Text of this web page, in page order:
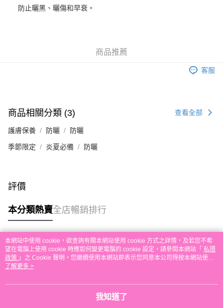
PayMe
銀行匯款 請將存款存到以下銀行帳戶，並於存款單據寫上訂單編號後電郵至
每筆HK$30.00，滿HK$580.00或以上免運費
付款後順豐站及營業點取貨
每筆HK$30.00，滿HK$580.00或以上免運費
免運費
其他地區配送 運費表
防止曬黑、曬傷和早衰。
商品推薦
客服
商品相關分類 (3) 查看全部
護膚保養 防曬 防曬
季節限定 炎夏必備 防曬
評價
本分類熱賣全店暢銷排行
熱門標籤
熱銷排行
本網站中使用 cookie，欲查詢有關本網站使用 cookie 方式之詳情，及若您不希
望在電腦上使用 cookie 時應如何變更電腦的 cookie 設定，請參閱本網站「 私隱
政策 」之 Cookie 聲明。您繼續使用本網站即表示您同意本公司得按本網站使用
條款之 Cookie 聲明使用 cookie。
了解更多 >
我知道了